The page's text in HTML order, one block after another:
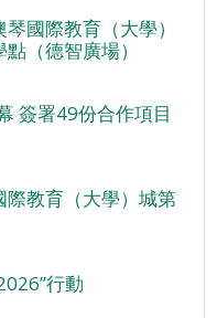
國際教育（大學）
（德智廣場）
簽署49份合作項目
教育（大學）城第
行動